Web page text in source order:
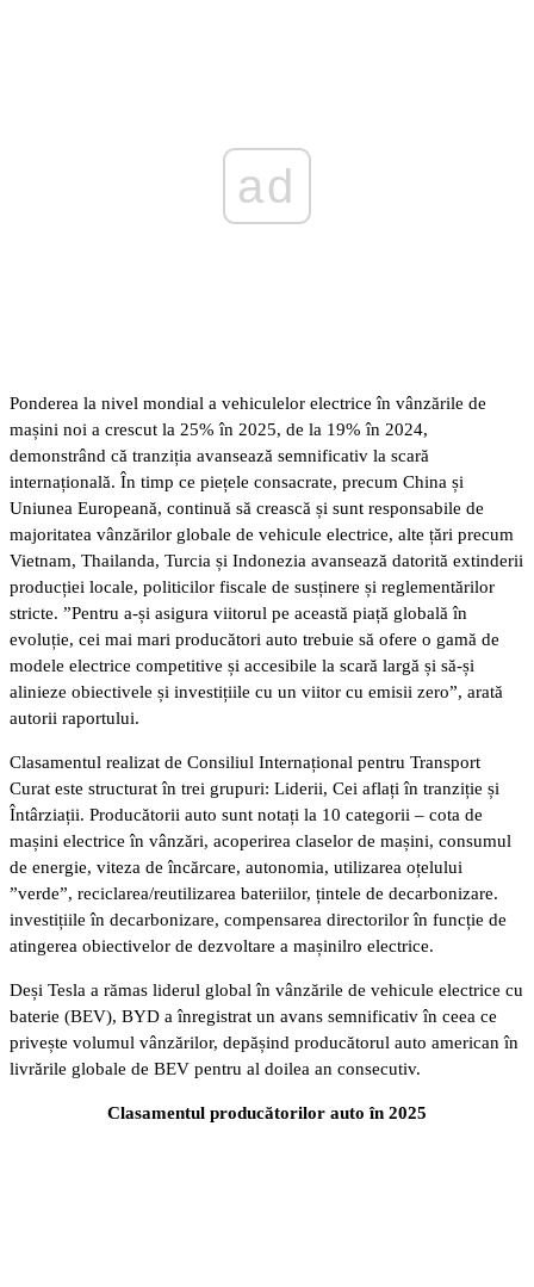
ad
Ponderea la nivel mondial a vehiculelor electrice în vânzările de
mașini noi a crescut la 25% în 2025, de la 19% în 2024,
demonstrând că tranziția avansează semnificativ la scară
internațională. În timp ce piețele consacrate, precum China și
Uniunea Europeană, continuă să crească și sunt responsabile de
majoritatea vânzărilor globale de vehicule electrice, alte țări precum
Vietnam, Thailanda, Turcia și Indonezia avansează datorită extinderii
producției locale, politicilor fiscale de susținere și reglementărilor
stricte. ”Pentru a-și asigura viitorul pe această piață globală în
evoluție, cei mai mari producători auto trebuie să ofere o gamă de
modele electrice competitive și accesibile la scară largă și să-și
alinieze obiectivele și investițiile cu un viitor cu emisii zero”, arată
autorii raportului.
Clasamentul realizat de Consiliul Internațional pentru Transport
Curat este structurat în trei grupuri: Liderii, Cei aflați în tranziție și
Întârziații. Producătorii auto sunt notați la 10 categorii – cota de
mașini electrice în vânzări, acoperirea claselor de mașini, consumul
de energie, viteza de încărcare, autonomia, utilizarea oțelului
”verde”, reciclarea/reutilizarea bateriilor, țintele de decarbonizare.
investițiile în decarbonizare, compensarea directorilor în funcție de
atingerea obiectivelor de dezvoltare a mașinilro electrice.
Deși Tesla a rămas liderul global în vânzările de vehicule electrice cu
baterie (BEV), BYD a înregistrat un avans semnificativ în ceea ce
privește volumul vânzărilor, depășind producătorul auto american în
livrările globale de BEV pentru al doilea an consecutiv.
Clasamentul producătorilor auto în 2025